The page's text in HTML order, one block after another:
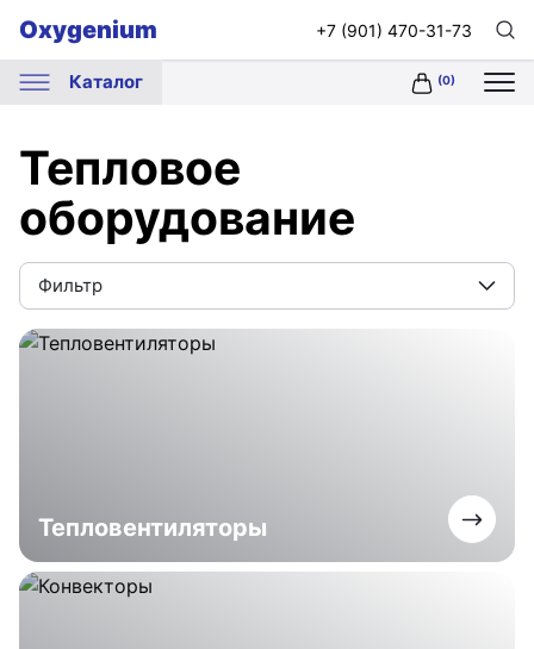
Oxygenium +7 (901) 470-31-73
Каталог
Тепловое
оборудование
Фильтр
Тепловентиляторы